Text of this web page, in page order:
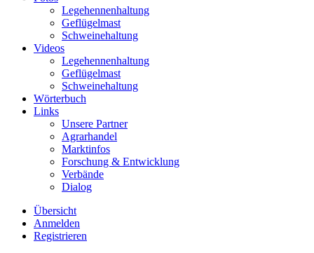
Legehennenhaltung
Geflügelmast
Schweinehaltung
Videos
Legehennenhaltung
Geflügelmast
Schweinehaltung
Wörterbuch
Links
Unsere Partner
Agrarhandel
Marktinfos
Forschung & Entwicklung
Verbände
Dialog
Übersicht
Anmelden
Registrieren